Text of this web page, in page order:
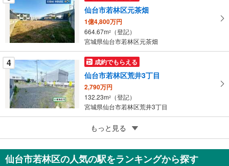
ジ
に
保
存
る
仙台市若林区元茶畑
1億4,800万円
664.67m2
（登記）
宮城県仙台市若林区元茶畑
4 成約でもらえる
仙台市若林区荒井3丁目
2,790万円
132.23m2
（登記）
宮城県仙台市若林区荒井3丁目
【積水ハウス】コモンステージ新寺
4,650万円
113.52m2（実測）
宮城県仙台市若林区新寺3丁目
もっと見る
仙台市若林区の人気の駅をランキングから探す